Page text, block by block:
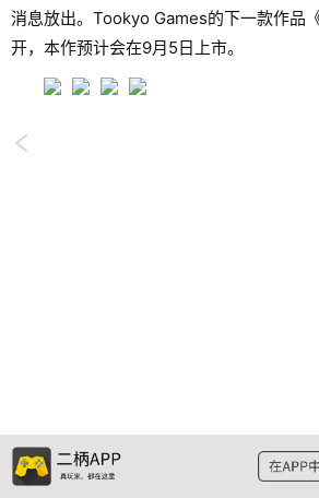
消息放出。Tookyo Games的下一款作品
开，本作预计会在9月5日上市。